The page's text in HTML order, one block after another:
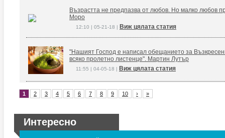
Възрастта не предпазва от любов. Но малко любов
Моро
12:10 | 05-21-18 | Виж цялата статия
"Нашият Господ е написал обещанието за
всяко пролетно листенце". Мартин Лутър
11:55 | 04-05-18 | Виж цялата статия
1 2 3 4 5 6 7 8 9 10 › »
Интересно